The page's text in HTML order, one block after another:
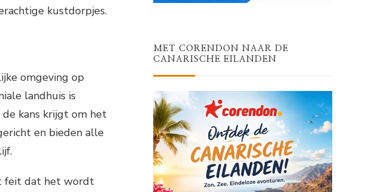
kustdorpjes.
omgeving op
landhuis is
kans krijgt om het
en bieden alle
feit dat het wordt
MET CORENDON NAAR DE
CANARISCHE EILANDEN